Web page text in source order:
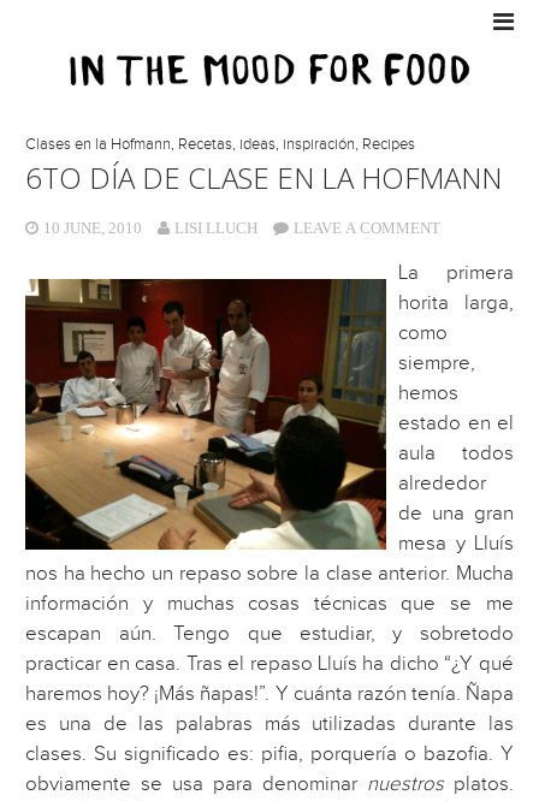
Clases en la Hofmann, Recetas, ideas, inspiración, Recipes
6TO DÍA DE CLASE EN LA HOFMANN
10 JUNE, 2010 LISI LLUCH LEAVE A COMMENT
La primera
horita larga,
como
siempre,
hemos
estado en el
aula todos
alrededor
de una gran
mesa y Lluís
nos ha hecho un repaso sobre la clase anterior. Mucha
información y muchas cosas técnicas que se me
escapan aún. Tengo que estudiar, y sobretodo
practicar en casa. Tras el repaso Lluís ha dicho “¿Y qué
haremos hoy? ¡Más ñapas!”. Y cuánta razón tenía. Ñapa
es una de las palabras más utilizadas durante las
clases. Su significado es: pifia, porquería o bazofia. Y
obviamente se usa para denominar nuestrosplatos.